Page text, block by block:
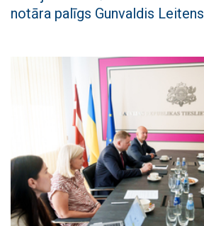
notāra palīgs Gunvaldis Leitens